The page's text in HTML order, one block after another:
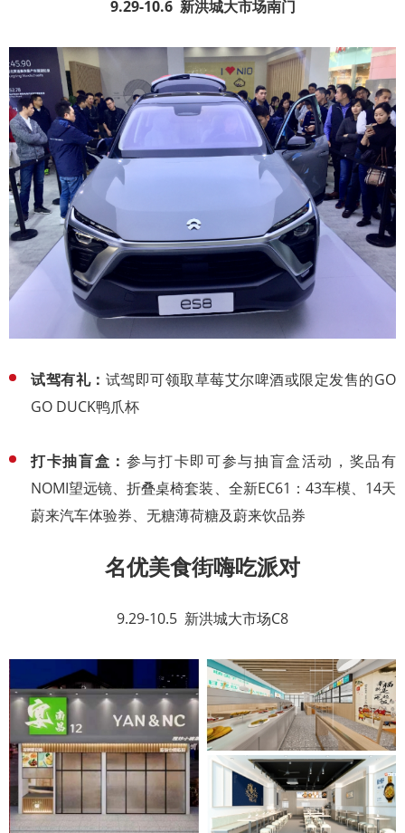
9.29-10.6 新洪城大市场南门
试驾有礼： 试驾即可领取草莓艾尔啤酒或限定发售的GO
GO DUCK鸭爪杯
打卡抽盲盒： 参与打卡即可参与抽盲盒活动，奖品有
NOMI望远镜、折叠桌椅套装、全新EC61：43车模、14天
蔚来汽车体验券、无糖薄荷糖及蔚来饮品券
名优美食街嗨吃派对
9.29-10.5 新洪城大市场C8